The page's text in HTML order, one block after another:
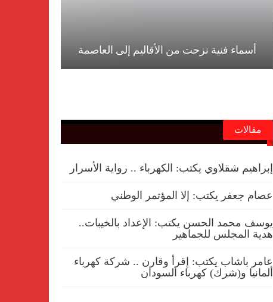
أسماء فنية نزحت من الأقاليم إلى العاصمة
مقالات
إبراهيم شقلاوي يكتب: الكهرباء .. رواية الأسرار
عصام جعفر يكتب: إلا المؤتمر الوطني
يوسف محمد الحسن يكتب: الإعداد بالخيبات..
هدية المجلس للجماهير
عامر باشاب يكتب: إقرأ وقارن .. شركة كهرباء
ألمانيا و(شرك) كهرباء السودان